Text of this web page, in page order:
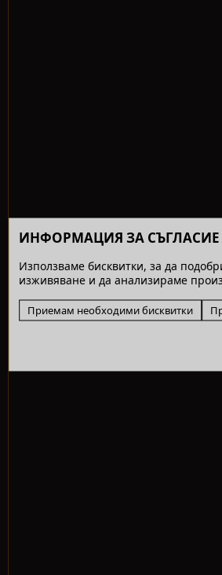
ИНФОРМАЦИЯ ЗА СЪГЛАСИЕ
Използваме бисквитки, за да
изживяване и да анализираме
Приемам необходими бисквитки